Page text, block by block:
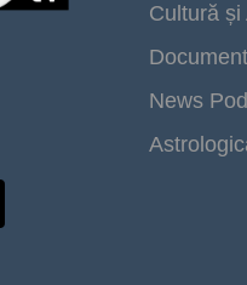
Cultură și
News